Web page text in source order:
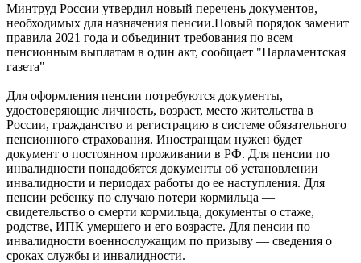
Минтруд России утвердил новый перечень документов,
необходимых для назначения пенсии.Новый порядок заменит
правила 2021 года и объединит требования по всем
пенсионным выплатам в один акт, сообщает "Парламентская
газета"
Для оформления пенсии потребуются документы,
удостоверяющие личность, возраст, место жительства в
России, гражданство и регистрацию в системе обязательного
пенсионного страхования. Иностранцам нужен будет
документ о постоянном проживании в РФ. Для пенсии по
инвалидности понадобятся документы об установлении
инвалидности и периодах работы до ее наступления. Для
пенсии ребенку по случаю потери кормильца —
свидетельство о смерти кормильца, документы о стаже,
родстве, ИПК умершего и его возрасте. Для пенсии по
инвалидности военнослужащим по призыву — сведения о
сроках службы и инвалидности.